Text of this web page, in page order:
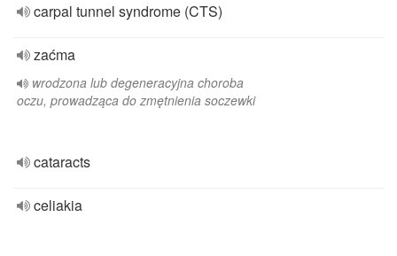
carpal tunnel syndrome (CTS)
zaćma
wrodzona lub degeneracyjna choroba
oczu, prowadząca do zmętnienia soczewki
cataracts
celiakia